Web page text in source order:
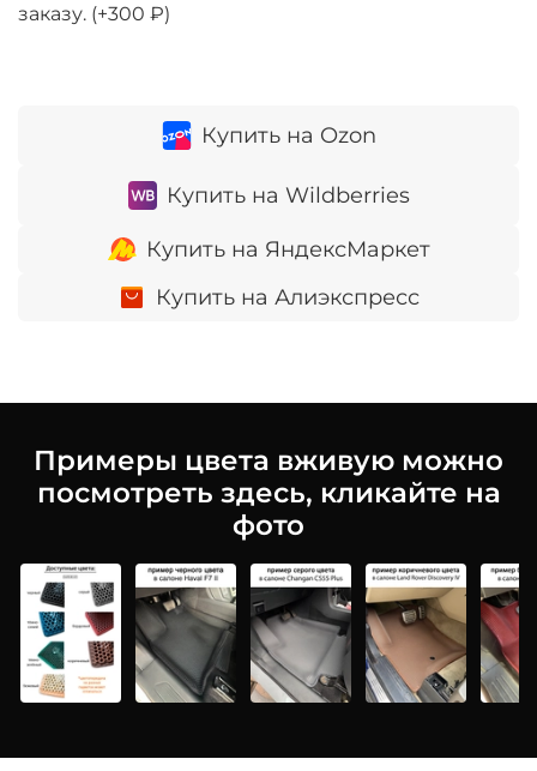
Купить на Ozon
Купить на Wildberries
Купить на ЯндексМаркет
Купить на Алиэкспресс
заказу. (+300 ₽)
Примеры цвета вживую можно
посмотреть здесь, кликайте на
фото